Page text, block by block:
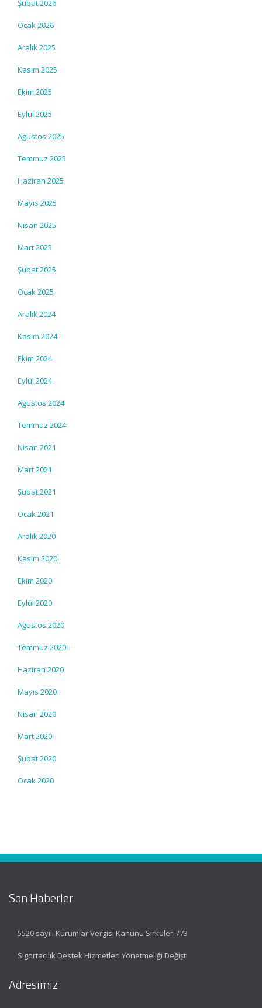
Şubat 2026
Ocak 2026
Aralık 2025
Kasım 2025
Ekim 2025
Eylül 2025
Ağustos 2025
Temmuz 2025
Haziran 2025
Mayıs 2025
Nisan 2025
Mart 2025
Şubat 2025
Ocak 2025
Aralık 2024
Kasım 2024
Ekim 2024
Eylül 2024
Ağustos 2024
Temmuz 2024
Nisan 2021
Mart 2021
Şubat 2021
Ocak 2021
Aralık 2020
Kasım 2020
Ekim 2020
Eylül 2020
Ağustos 2020
Temmuz 2020
Haziran 2020
Mayıs 2020
Nisan 2020
Mart 2020
Şubat 2020
Ocak 2020
Son Haberler
5520 sayılı Kurumlar Vergisi Kanunu Sirküleri /73
Sigortacılık Destek Hizmetleri Yönetmeliği Değişti
Adresimiz